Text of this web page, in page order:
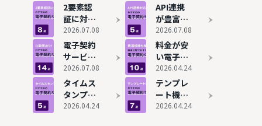
2要素認
証に対応
している
電子契約
システム
8選
2026.07.08
API連携
が豊富な
おすすめ
の電子契
約システ
ム5選
2026.07.08
電子契約
サービス
比較・お
すすめ14
選！導入
シェアも
2026.07.08
料金が安
い電子契
約システ
ムおすす
め10選を
比較！費
2026.04.24
タイムス
タンプサ
ービスで
2026.04.24
テンプレ
ート機能
でおすす
2026.04.24